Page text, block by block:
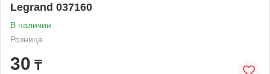
Legrand 037160
В наличии
Розница
30 ₸